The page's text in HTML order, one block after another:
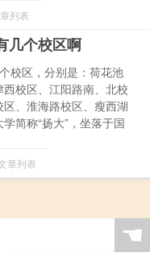
列表
几个校区啊
校区，分别是：荷花池
校区、江阳路南、北校
区、淮海路校区、瘦西湖
简称“扬大”，坐落于国
章列表
☚